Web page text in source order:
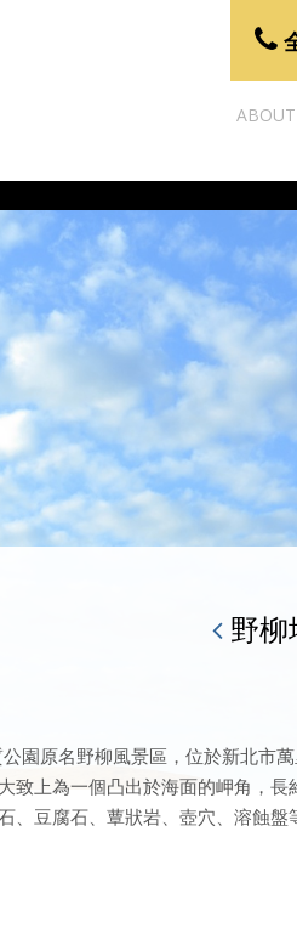
ABOUT
野柳
園原名野柳風景區，位於新北
致上為一個凸出於海面的岬角，
豆腐石、蕈狀岩、壺穴、溶蝕